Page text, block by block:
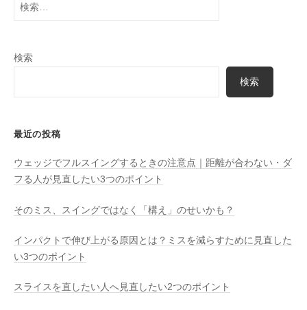
検索
検索
最近の投稿
ウェッジでフルスイングするときの注意点｜距離が合わない・ダ
フる人が見直したい3つのポイント
そのミス、スイングではなく「構え」のせいかも？
インパクトで伸び上がる原因とは？ミスを減らすために見直した
い3つのポイント
スライスを直したい人へ見直したい2つのポイント